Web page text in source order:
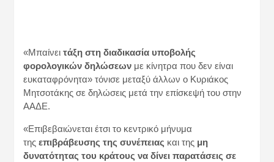
«Μπαίνει τάξη στη διαδικασία υποβολής
φορολογικών δηλώσεων με κίνητρα που δεν είναι
ευκαταφρόνητα» τόνισε μεταξύ άλλων ο Κυριάκος
Μητσοτάκης σε δηλώσεις μετά την επίσκεψή του στην
ΑΑΔΕ.
«Επιβεβαιώνεται έτσι το κεντρικό μήνυμα
της επιβράβευσης της συνέπειας και της μη
δυνατότητας του κράτους να δίνει παρατάσεις σε